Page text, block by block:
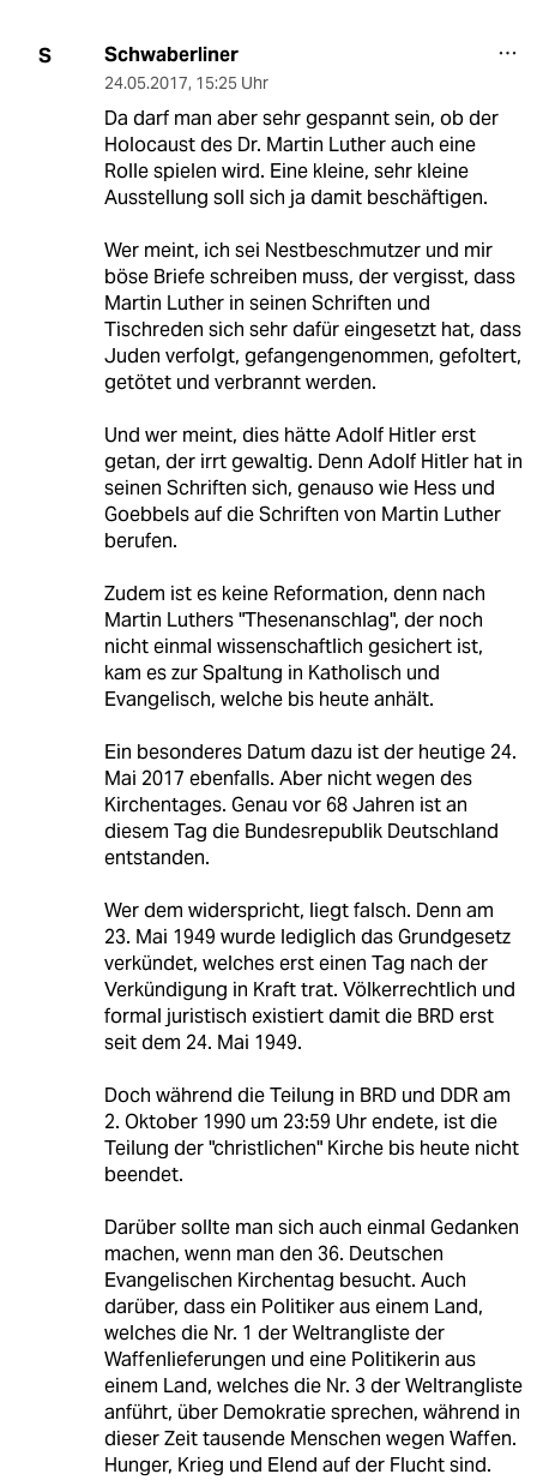
S Schwaberliner
24.05.2017, 15:25 Uhr
Da darf man aber sehr gespannt sein, ob der
Holocaust des Dr. Martin Luther auch eine
Rolle spielen wird. Eine kleine, sehr kleine
Ausstellung soll sich ja damit beschäftigen.
Wer meint, ich sei Nestbeschmutzer und mir
böse Briefe schreiben muss, der vergisst, dass
Martin Luther in seinen Schriften und
Tischreden sich sehr dafür eingesetzt hat, dass
Juden verfolgt, gefangengenommen, gefoltert,
getötet und verbrannt werden.
Und wer meint, dies hätte Adolf Hitler erst
getan, der irrt gewaltig. Denn Adolf Hitler hat in
seinen Schriften sich, genauso wie Hess und
Goebbels auf die Schriften von Martin Luther
berufen.
Zudem ist es keine Reformation, denn nach
Martin Luthers "Thesenanschlag", der noch
nicht einmal wissenschaftlich gesichert ist,
kam es zur Spaltung in Katholisch und
Evangelisch, welche bis heute anhält.
Ein besonderes Datum dazu ist der heutige 24.
Mai 2017 ebenfalls. Aber nicht wegen des
Kirchentages. Genau vor 68 Jahren ist an
diesem Tag die Bundesrepublik Deutschland
entstanden.
Wer dem widerspricht, liegt falsch. Denn am
23. Mai 1949 wurde lediglich das Grundgesetz
verkündet, welches erst einen Tag nach der
Verkündigung in Kraft trat. Völkerrechtlich und
formal juristisch existiert damit die BRD erst
seit dem 24. Mai 1949.
Doch während die Teilung in BRD und DDR am
2. Oktober 1990 um 23:59 Uhr endete, ist die
Teilung der "christlichen" Kirche bis heute nicht
beendet.
Darüber sollte man sich auch einmal Gedanken
machen, wenn man den 36. Deutschen
Evangelischen Kirchentag besucht. Auch
darüber, dass ein Politiker aus einem Land,
welches die Nr. 1 der Weltrangliste der
Waffenlieferungen und eine Politikerin aus
einem Land, welches die Nr. 3 der Weltrangliste
anführt, über Demokratie sprechen, während in
dieser Zeit tausende Menschen wegen Waffen.
Hunger, Krieg und Elend auf der Flucht sind.